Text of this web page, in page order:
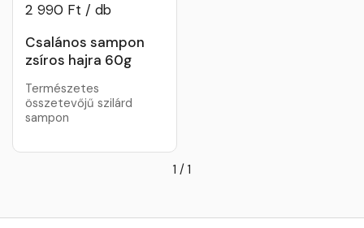
2 990 Ft / db
Csalános sampon
zsíros hajra 60g
Természetes
összetevőjű szilárd
sampon
1 / 1